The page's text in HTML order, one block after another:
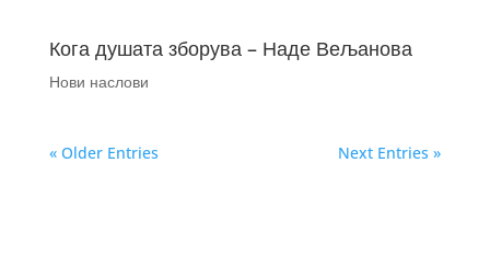
Кога душата зборува – Наде Вељанова
Нови наслови
« Older Entries Next Entries »